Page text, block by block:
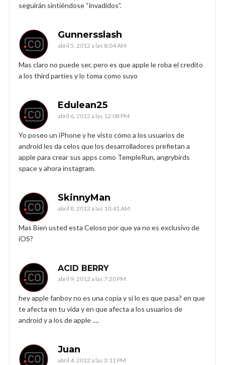
seguirán sintiéndose “invadidos”.
Gunnersslash
abril 5, 2012 a las 8:04 AM
Mas claro no puede ser, pero es que apple le roba el credito
a los third parties y lo toma como suyo
Edulean25
abril 6, 2012 a las 12:08 PM
Yo poseo un iPhone y he visto cómo a los usuarios de
android les da celos que los desarrolladores prefietan a
apple para crear sus apps como TempleRun, angrybirds
space y ahora instagram.
SkinnyMan
abril 8, 2012 a las 10:41 AM
Mas Bien usted esta Celoso por que ya no es exclusivo de
iOS?
ACID BERRY
abril 9, 2012 a las 7:20 PM
hey apple fanboy no es una copia y si lo es que pasa? en que
te afecta en tu vida y en que afecta a los usuarios de
android y a los de apple ….
Juan
abril 4, 2012 a las 3:11 PM